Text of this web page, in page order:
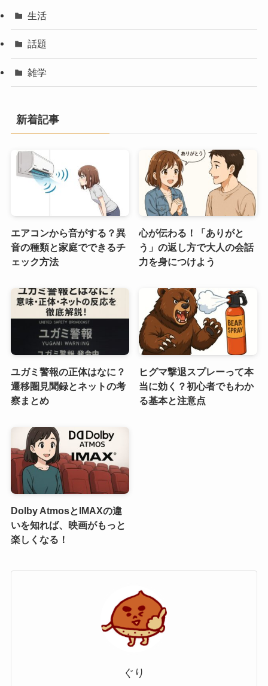
生活
話題
雑学
新着記事
エアコンから音がする？異
音の種類と家庭でできるチ
ェック方法
心が伝わる！「ありがと
う」の返し方で大人の会話
力を身につけよう
ユガミ警報の正体はなに？
遷移圏見聞録とネットの考
察まとめ
ヒグマ撃退スプレーって本
当に効く？初心者でもわか
る基本と注意点
Dolby AtmosとIMAXの違
いを知れば、映画がもっと
楽しくなる！
ぐり